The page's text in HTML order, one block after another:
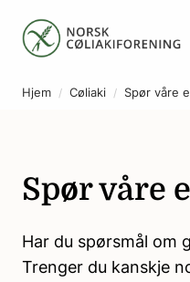
Hjem Cøliaki Spør våre
Spør våre
Har du spørsmål om
Trenger du kanskje